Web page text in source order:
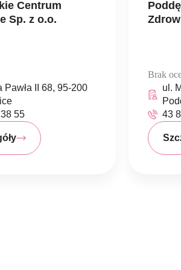
Centrum
Sp. z o.o.
Pawła II 68, 95-200
55
Brak
ul.
43